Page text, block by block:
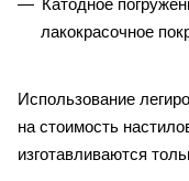
Катодное
лакокрасочное
Использование
на стоимость
изготавливаются